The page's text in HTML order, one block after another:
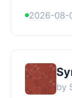
房間、價
在您的網
2026-08-
by